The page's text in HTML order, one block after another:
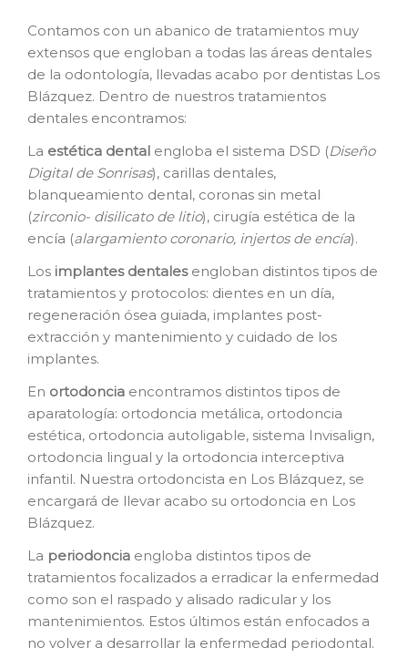
Contamos con un abanico de tratamientos muy
extensos que engloban a todas las áreas dentales
de la odontología, llevadas acabo por dentistas Los
Blázquez. Dentro de nuestros tratamientos
dentales encontramos:
La estética dental engloba el sistema DSD (Diseño
Digital de Sonrisas), carillas dentales,
blanqueamiento dental, coronas sin metal
(zirconio- disilicato de litio), cirugía estética de la
encía (alargamiento coronario, injertos de encía).
Los implantes dentalesengloban distintos tipos de
tratamientos y protocolos: dientes en un día,
regeneración ósea guiada, implantes post-
extracción y mantenimiento y cuidado de los
implantes.
En ortodoncia encontramos distintos tipos de
aparatología: ortodoncia metálica, ortodoncia
estética, ortodoncia autoligable, sistema Invisalign,
ortodoncia lingual y la ortodoncia interceptiva
infantil. Nuestra ortodoncista en Los Blázquez, se
encargará de llevar acabo su ortodoncia en Los
Blázquez.
La periodoncia engloba distintos tipos de
tratamientos focalizados a erradicar la enfermedad
como son el raspado y alisado radicular y los
mantenimientos. Estos últimos están enfocados a
no volver a desarrollar la enfermedad periodontal.